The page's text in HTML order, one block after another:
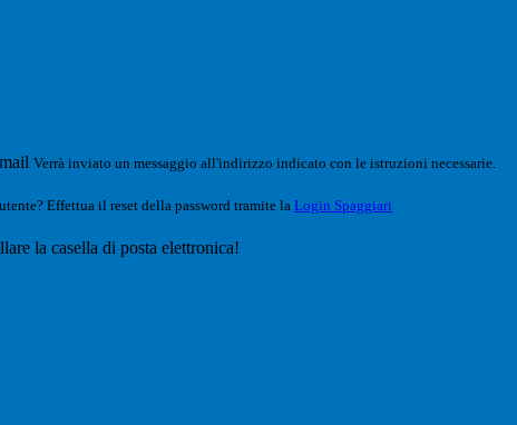
Verrà inviato un messaggio all'indirizzo indicato con le istruzioni necessarie.
Effettua il reset della password tramite la Login Spaggiari
la casella di posta elettronica!